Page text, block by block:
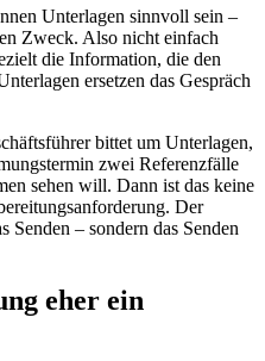
Unterlagen sinnvoll sein –
Zweck. Also nicht einfach
die Information, die den
ersetzen das Gespräch
bittet um Unterlagen,
zwei Referenzfälle
sehen will. Dann ist das keine
Der
Senden – sondern das Senden
eher ein